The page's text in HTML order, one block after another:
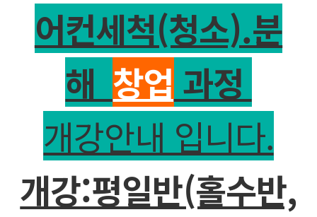
어컨세척(청소).분
해 창업 과정
개강안내 입니다.
개강:평일반(홀수반,